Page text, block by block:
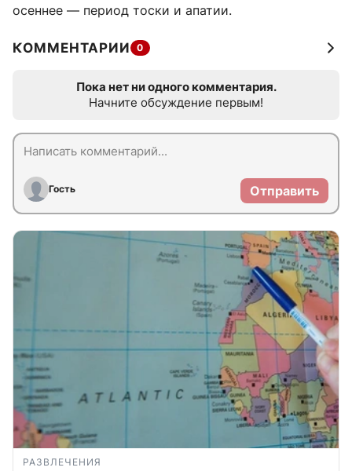
осеннее — период тоски и апатии.
КОММЕНТАРИИ 0
Пока нет ни одного комментария.
Начните обсуждение первым!
Гость Отправить
РАЗВЛЕЧЕНИЯ